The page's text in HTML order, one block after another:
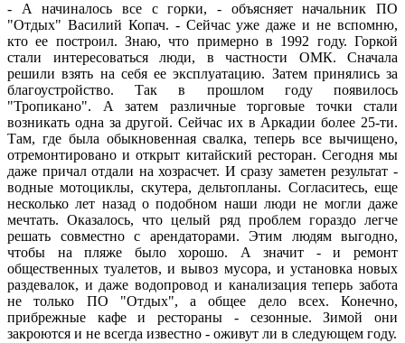
- А начиналось все с горки, - объясняет начальник ПО
"Отдых" Василий Копач. - Сейчас уже даже и не вспомню,
кто ее построил. Знаю, что примерно в 1992 году. Горкой
стали интересоваться люди, в частности ОМК. Сначала
решили взять на себя ее эксплуатацию. Затем принялись за
благоустройство. Так в прошлом году появилось
"Тропикано". А затем различные торговые точки стали
возникать одна за другой. Сейчас их в Аркадии более 25-ти.
Там, где была обыкновенная свалка, теперь все вычищено,
отремонтировано и открыт китайский ресторан. Сегодня мы
даже причал отдали на хозрасчет. И сразу заметен результат -
водные мотоциклы, скутера, дельтопланы. Согласитесь, еще
несколько лет назад о подобном наши люди не могли даже
мечтать. Оказалось, что целый ряд проблем гораздо легче
решать совместно с арендаторами. Этим людям выгодно,
чтобы на пляже было хорошо. А значит - и ремонт
общественных туалетов, и вывоз мусора, и установка новых
раздевалок, и даже водопровод и канализация теперь забота
не только ПО "Отдых", а общее дело всех. Конечно,
прибрежные кафе и рестораны - сезонные. Зимой они
закроются и не всегда известно - оживут ли в следующем году.